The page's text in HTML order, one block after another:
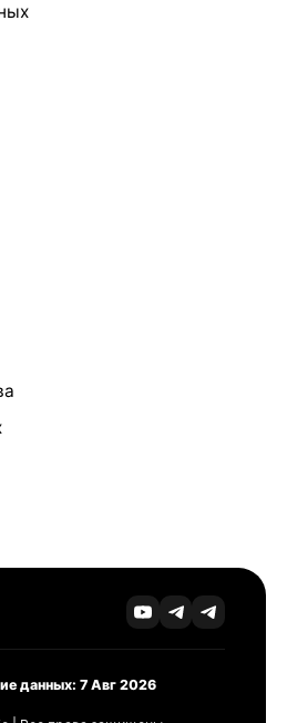
данных: 7 Авг 2026